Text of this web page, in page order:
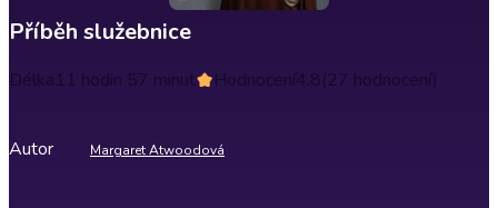
Příběh služebnice
Délka11 hodin 57 minut Hodnocení4.8(27 hodnocení)
Autor Margaret Atwoodová